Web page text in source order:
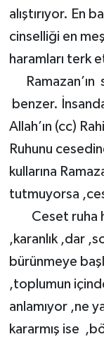
alıştırıyor. En
cinselliği en
haramları terk
Ramazan’ın
benzer.
Allah’ın (cc)
Ruhunu
kullarına
tutmuyorsa
Ceset ruha
,karanlık ,dar
bürünmeye
,toplumun
anlamıyor ,ne
kararmış ise